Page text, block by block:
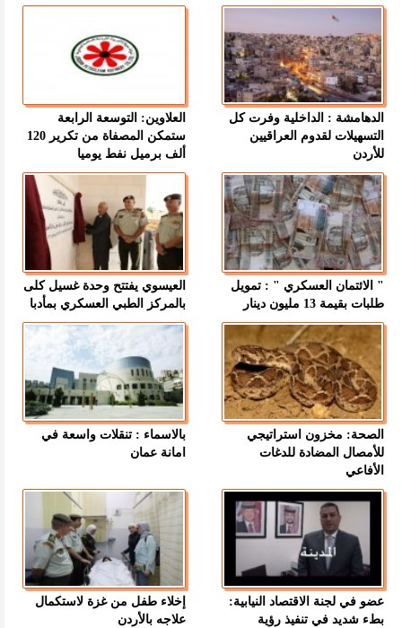
الدهامشة : الداخلية وفرت كل
التسهيلات لقدوم العراقيين
للأردن
العلاوين: التوسعة الرابعة
ستمكن المصفاة من تكرير 120
ألف برميل نفط يوميا
" الائتمان العسكري " : تمويل
طلبات بقيمة 13 مليون دينار
العيسوي يفتتح وحدة غسيل كلى
بالمركز الطبي العسكري بمأدبا
الصحة: مخزون استراتيجي
للأمصال المضادة للدغات
الأفاعي
بالاسماء : تنقلات واسعة في
امانة عمان
عضو في لجنة الاقتصاد النيابية:
بطء شديد في تنفيذ رؤية
إخلاء طفل من غزة لاستكمال
علاجه بالأردن